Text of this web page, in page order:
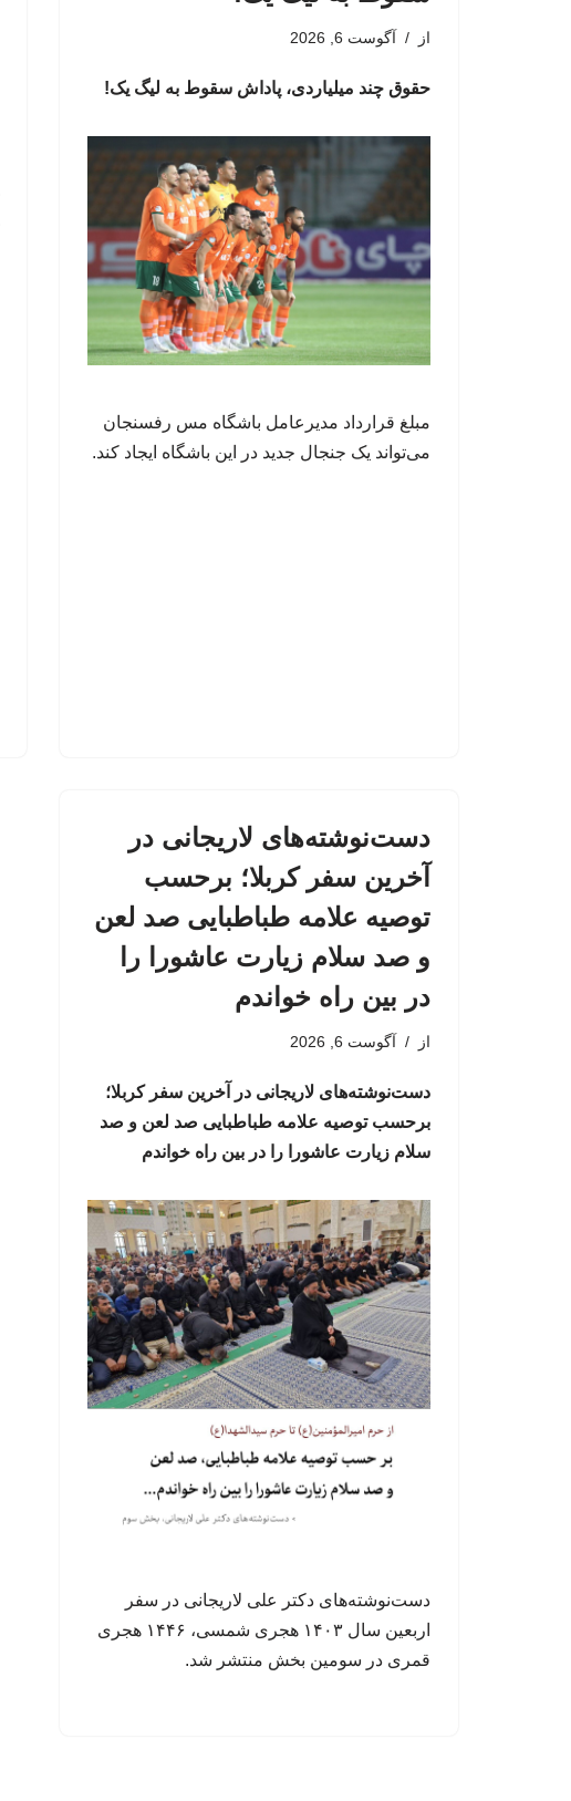
از آگوست 6, 2026
حقوق چند میلیاردی، پاداش سقوط به لیگ یک!
مبلغ قرارداد مدیرعامل باشگاه مس رفسنجان
می‌تواند یک جنجال جدید در این باشگاه ایجاد کند.
دست‌نوشته‌های لاریجانی در
آخرین سفر کربلا؛ برحسب
توصیه علامه طباطبایی صد لعن
و صد سلام زیارت عاشورا را
در بین راه خواندم
از آگوست 6, 2026
دست‌نوشته‌های لاریجانی در آخرین سفر کربلا؛
برحسب توصیه علامه طباطبایی صد لعن و صد
سلام زیارت عاشورا را در بین راه خواندم
دست‌نوشته‌های دکتر علی لاریجانی در سفر
اربعین سال ۱۴۰۳ هجری شمسی، ۱۴۴۶ هجری
قمری در سومین بخش منتشر شد.